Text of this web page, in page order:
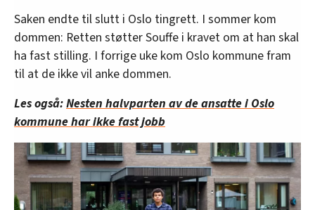
Saken endte til slutt i Oslo tingrett. I sommer kom
dommen: Retten støtter Souffe i kravet om at han skal
ha fast stilling. I forrige uke kom Oslo kommune fram
til at de ikke vil anke dommen.
Les også:Nesten halvparten av de ansatte i Oslo
kommune har ikke fast jobb